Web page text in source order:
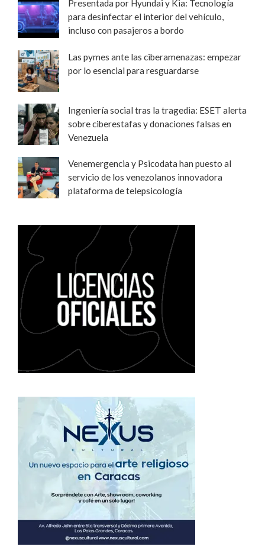
Presentada por Hyundai y Kia: Tecnología
para desinfectar el interior del vehículo,
incluso con pasajeros a bordo
Las pymes ante las ciberamenazas: empezar
por lo esencial para resguardarse
Ingeniería social tras la tragedia: ESET alerta
sobre ciberestafas y donaciones falsas en
Venezuela
Venemergencia y Psicodata han puesto al
servicio de los venezolanos innovadora
plataforma de telepsicología